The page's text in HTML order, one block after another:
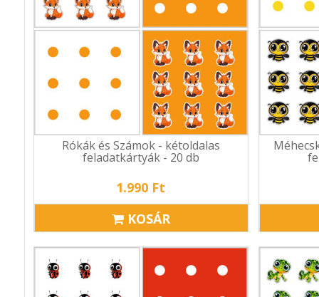
Rókák és Számok - kétoldalas
feladatkártyák - 20 db
1.990 Ft
KOSÁR